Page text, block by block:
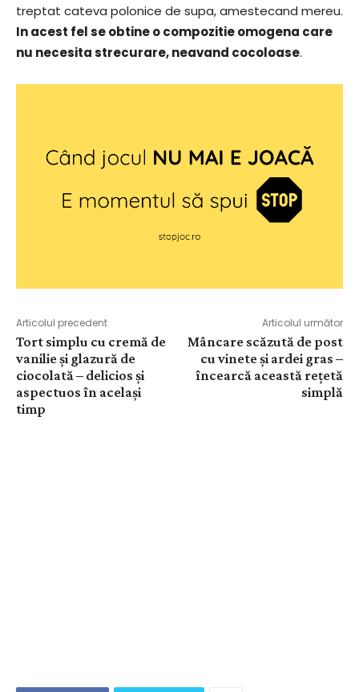
treptat cateva polonice de supa, amestecand mereu.
In acest fel se obtine o compozitie omogena care
nu necesita strecurare, neavand cocoloase.
Articolul precedent
Tort simplu cu cremă de
vanilie și glazură de
ciocolată – delicios și
aspectuos în același
timp
Articolul următor
Mâncare scăzută de post
cu vinete și ardei gras –
încearcă această rețetă
simplă